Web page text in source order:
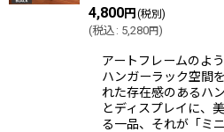
4,800円(税別)
(税込 : 5,280円)
アートフレームのよ
ハンガーラック空間
れた存在感のあるハ
とディスプレイに、
る一品、それが「ミ